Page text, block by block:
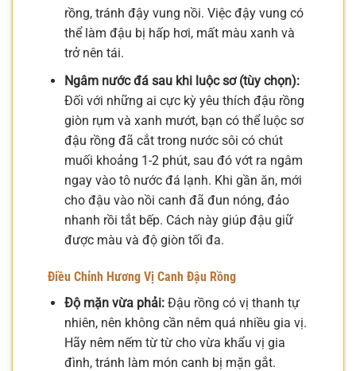
rồng, tránh đậy vung nồi. Việc đậy vung có
thể làm đậu bị hấp hơi, mất màu xanh và
trở nên tái.
Ngâm nước đá sau khi luộc sơ (tùy chọn):
Đối với những ai cực kỳ yêu thích đậu rồng
giòn rụm và xanh mướt, bạn có thể luộc sơ
đậu rồng đã cắt trong nước sôi có chút
muối khoảng 1-2 phút, sau đó vớt ra ngâm
ngay vào tô nước đá lạnh. Khi gần ăn, mới
cho đậu vào nồi canh đã đun nóng, đảo
nhanh rồi tắt bếp. Cách này giúp đậu giữ
được màu và độ giòn tối đa.
Điều Chỉnh Hương Vị Canh Đậu Rồng
Độ mặn vừa phải:Đậu rồng có vị thanh tự
nhiên, nên không cần nêm quá nhiều gia vị.
Hãy nêm nếm từ từ cho vừa khẩu vị gia
đình, tránh làm món canh bị mặn gắt.